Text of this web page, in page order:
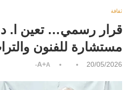
ثقافة
قرار رسمي… تعين ا.
مستشارة للفنون
20/05/2026
A+A-